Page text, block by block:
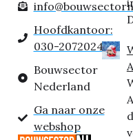
Hoofdkantoor:
030-2072024
Bouwsector
Nederland
Ga naar onze
webshop